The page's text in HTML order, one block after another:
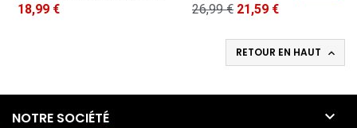
18,99 € 26,99 € 21,59 €
RETOUR EN HAUT 
NOTRE SOCIÉTÉ 